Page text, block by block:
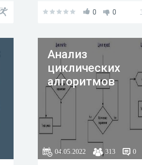
0 0
Анализ
циклических
алгоритмов
04.05.2022 313 0